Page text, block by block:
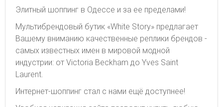
Элитный шоппинг в Одессе и за ее пределами!
Мультибрендовый бутик «White Story» предлагает
Вашему вниманию качественные реплики брендов -
самых известных имен в мировой модной
индустрии: от Victoria Beckham до Yves Saint
Laurent.
Интернет-шоппинг стал с нами ещё доступнее!